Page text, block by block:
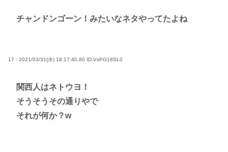
チャンドンゴーン！みたいなネタやってたよね
17 : 2021/03/31(水) 18:17:40.80 ID:VsPG18SL0
関西人はネトウヨ！
そうそうその通りやで
それが何か？w